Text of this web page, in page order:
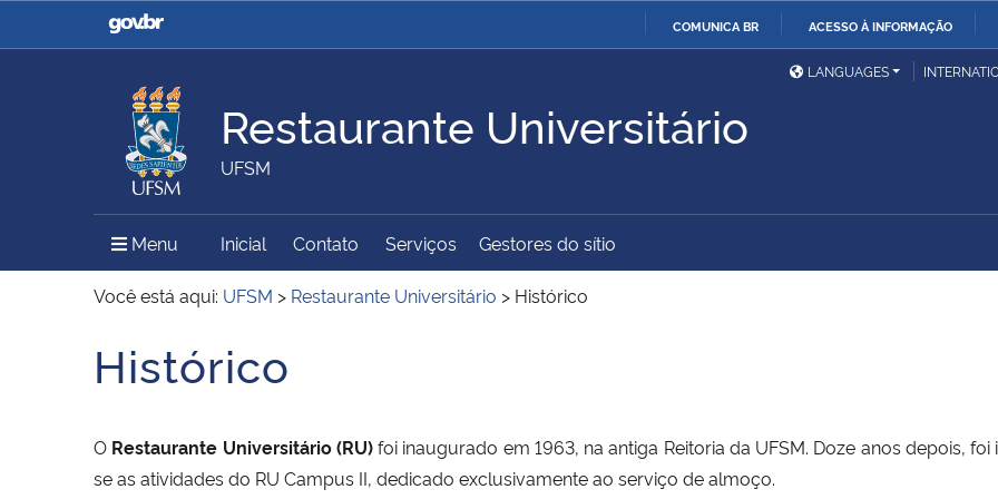
COMUNICA BR ACESSO À INFORMAÇÃO
Casa Civil
Ministério da Justiça e
Ministério da Defesa
Ministério das Relações
Exteriores
Ministério da Agricultura,
Pecuária e Abastecimento
Ministério da Educação Ministério da Cidadania
Ministério do Meio Ambiente Ministério do Turismo
Ministério do
Desenvolvimento Regional
Secretaria de Governo
LANGUAGES
Restaurante Universitário
UFSM
Menu Menu Principal do Sítio
Inicial Contato Serviços Gestores do sítio
Você está aqui: UFSM > Restaurante Universitário > Histórico
Início do conteúdo
Histórico
O Restaurante Universitário (RU)foi inaugurado em 1963, na antiga Reitoria da UFSM. Doze anos depois,
se as atividades do RU Campus II, dedicado exclusivamente ao serviço de almoço.